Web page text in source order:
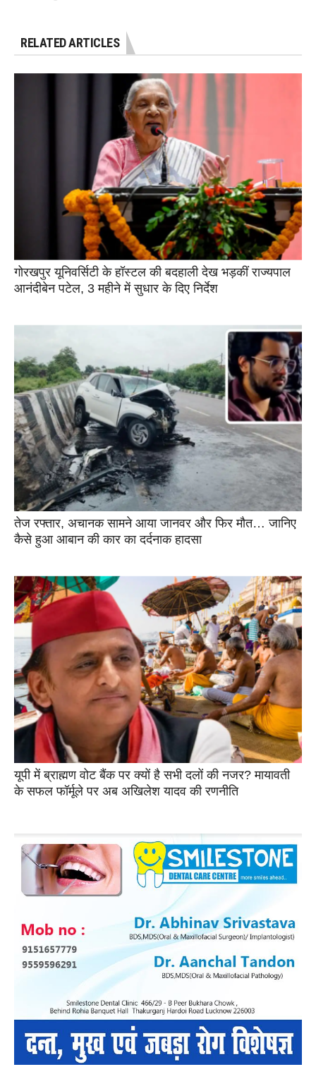
RELATED ARTICLES
गोरखपुर यूनिवर्सिटी के हॉस्टल की बदहाली देख भड़कीं राज्यपाल
आनंदीबेन पटेल, 3 महीने में सुधार के दिए निर्देश
तेज रफ्तार, अचानक सामने आया जानवर और फिर मौत… जानिए
कैसे हुआ आबान की कार का दर्दनाक हादसा
यूपी में ब्राह्मण वोट बैंक पर क्यों है सभी दलों की नजर? मायावती
के सफल फॉर्मूले पर अब अखिलेश यादव की रणनीति